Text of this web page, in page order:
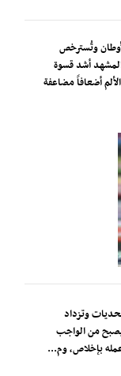
وتُسترخص
أشد قسوة
أضعافاً مضاعفة
وتزداد
من الواجب
بإخلاص، وم...